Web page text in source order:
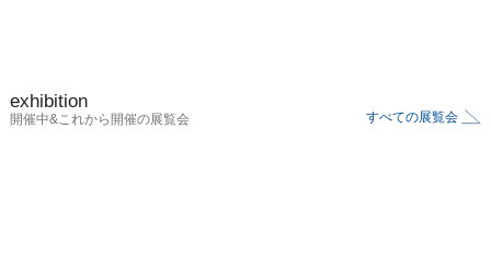
exhibition
開催中&これから開催の展覧会 すべての展覧会